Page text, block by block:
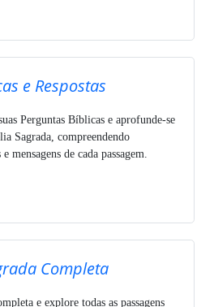
e Respostas
Perguntas Bíblicas e aprofunde-se
Sagrada, compreendendo
mensagens de cada passagem.
Completa
e explore todas as passagens